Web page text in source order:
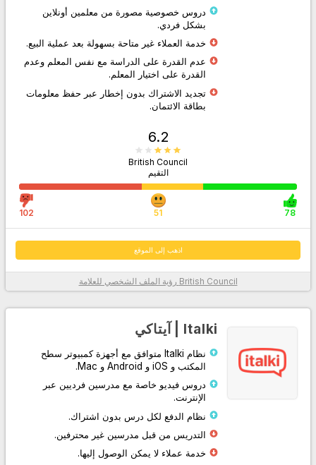
اذهب إلى الموقع
دروس خصوصية مصورة من معلمين أونلاين
بشكل فردي.
خدمة العملاء غير متاحة بسهولة بعد عملية البيع.
عدم القدرة على الدراسة مع نفس المعلم وعدم
القدرة على اختيار المعلم.
تجديد الاشتراك بدون إخطار عبر حفظ معلومات
بطاقة الائتمان.
6.2
British Council
التقيم
78
51
102
اذهب إلى الموقع
British Council رؤية الملف الشخصي للعلامة
Italki | آيتاكي
نظام Italki متوافق مع أجهزة كمبيوتر سطح
المكتب و iOS و Android و Mac.
دروس فيديو خاصة مع مدرسين فرديين عبر
الإنترنت.
نظام الدفع لكل درس بدون اشتراك.
التدريس من قبل مدرسين غير محترفين.
خدمة عملاء لا يمكن الوصول إليها.